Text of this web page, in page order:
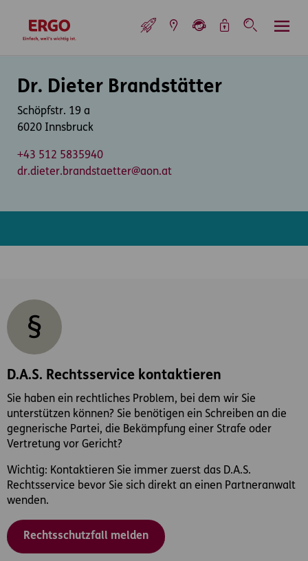
zur Startseite
Dr. Dieter Brandstätter
Schöpfstr. 19 a
6020 Innsbruck
+43 512 5835940
dr.dieter.brandstaetter@aon.at
D.A.S. Rechtsservice kontaktieren
Sie haben ein rechtliches Problem, bei dem wir Sie
unterstützen können? Sie benötigen ein Schreiben an die
gegnerische Partei, die Bekämpfung einer Strafe oder
Vertretung vor Gericht?
Wichtig: Kontaktieren Sie immer zuerst das D.A.S.
Rechtsservice bevor Sie sich direkt an einen Partneranwalt
wenden.
Rechtsschutzfall melden